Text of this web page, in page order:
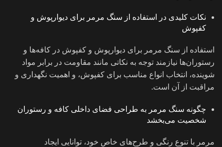
نکات کلیدی در استفاده از سنگ مرمر برای دیوارپوش و
کفپوش
استفاده از سنگ مرمر برای دیوارپوش و کفپوش در کافه‌ها و
رستوران‌ها نیازمند توجه به نکاتی مانند مقاومت در برابر مواد
شوینده، انتخاب انواع مناسب برای کفپوش، و اهمیت نگهداری و
مراقبت از آن است.
چگونه سنگ مرمر به طراحی فضای داخلی کافه و رستوران
شخصیت می‌بخشد
مرمر با تنوع رنگی و طرح‌های خاص خود، توانایی ایجاد